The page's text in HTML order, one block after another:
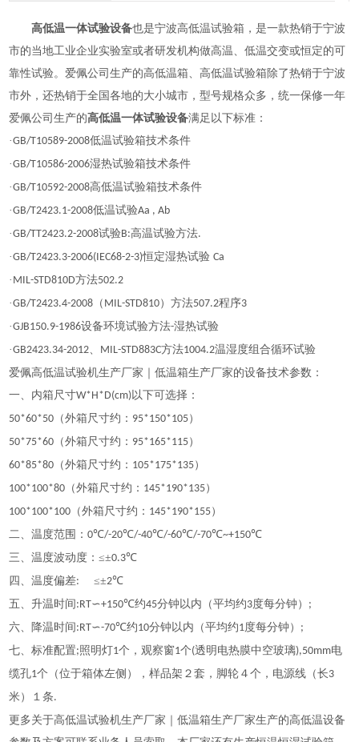
高低温一体试验设备也是宁波高低温试验箱，是一款热销于宁波
市的当地工业企业实验室或者研发机构做高温、低温交变或恒定的可
靠性试验。爱佩公司生产的高低温箱、高低温试验箱除了热销于宁波
市外，还热销于全国各地的大小城市，型号规格众多，统一保修一年
爱佩公司生产的高低温一体试验设备满足以下标准：
·GB/T10589-2008低温试验箱技术条件
·GB/T10586-2006湿热试验箱技术条件
·GB/T10592-2008高低温试验箱技术条件
·GB/T2423.1-2008低温试验Aa , Ab
·GB/TT2423.2-2008试验B:高温试验方法.
·GB/T2423.3-2006(IEC68-2-3)恒定湿热试验Ca
· MIL-STD810D方法502.2
·GB/T2423.4-2008 （ MIL-STD810）方法507.2程序3
·GJB150.9-1986设备环境试验方法-湿热试验
·GB2423.34-2012、 MIL-STD883C方法1004.2温湿度组合循环试验
爱佩高低温试验机生产厂家 ｜低温箱生产厂家的设备技术参数：
一、内箱尺寸W*H*D(cm)以下可选择：
50*60*50 （外箱尺寸约： 95*150*105）
50*75*60 （外箱尺寸约： 95*165*115）
60*85*80 （外箱尺寸约： 105*175*135）
100*100*80 （外箱尺寸约： 145*190*135）
100*100*100 （外箱尺寸约： 145*190*155）
二、温度范围：0℃/-20℃/-40℃/-60℃/-70℃~+150℃
三、温度波动度：≤±0.3℃
四、温度偏差: ≤±2℃
五、升温时间 :RT∽+150℃约45分钟以内（平均约3度每分钟） ;
六、降温时间 :RT∽-70℃约10分钟以内（平均约1度每分钟） ;
七、标准配置;照明灯1个，观察窗1个(透明电热膜中空玻璃),50mm电
缆孔1个（位于箱体左侧），样品架２套，脚轮４个，电源线（长3
米）１条.
更多关于高低温试验机生产厂家 ｜低温箱生产厂家生产的高低温设备